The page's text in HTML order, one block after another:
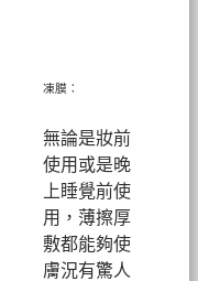
凍膜：
無論是妝前
使用或是晚
上睡覺前使
用，薄擦厚
敷都能夠使
膚況有驚人